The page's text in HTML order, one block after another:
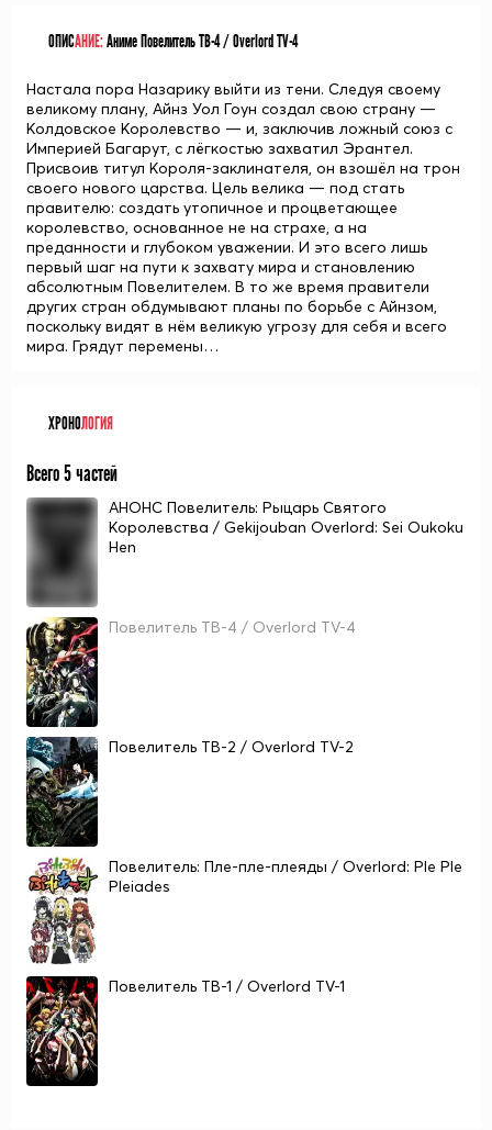
ОПИСАНИЕ:Аниме Повелитель ТВ-4 / Overlord TV-4
Настала пора Назарику выйти из тени. Следуя своему
великому плану, Айнз Уол Гоун создал свою страну —
Колдовское Королевство — и, заключив ложный союз с
Империей Багарут, с лёгкостью захватил Эрантел.
Присвоив титул Короля-заклинателя, он взошёл на трон
своего нового царства. Цель велика — под стать
правителю: создать утопичное и процветающее
королевство, основанное не на страхе, а на
преданности и глубоком уважении. И это всего лишь
первый шаг на пути к захвату мира и становлению
абсолютным Повелителем. В то же время правители
других стран обдумывают планы по борьбе с Айнзом,
поскольку видят в нём великую угрозу для себя и всего
мира. Грядут перемены…
ХРОНОЛОГИЯ
Всего 5 частей
АНОНС Повелитель: Рыцарь Святого
Королевства / Gekijouban Overlord: Sei Oukoku
Hen
Повелитель ТВ-4 / Overlord TV-4
Повелитель ТВ-2 / Overlord TV-2
Повелитель: Пле-пле-плеяды / Overlord: Ple Ple
Pleiades
Повелитель ТВ-1 / Overlord TV-1